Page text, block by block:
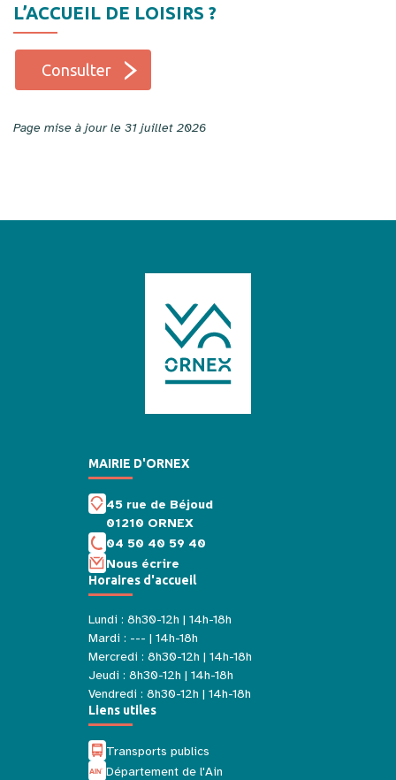
L’ACCUEIL DE LOISIRS ?
Consulter
Page mise à jour le 31 juillet 2026
MAIRIE D'ORNEX
45 rue de Béjoud
01210 ORNEX
04 50 40 59 40
Nous écrire
Horaires d'accueil
Lundi : 8h30-12h | 14h-18h
Mardi : --- | 14h-18h
Mercredi : 8h30-12h | 14h-18h
Jeudi : 8h30-12h | 14h-18h
Vendredi : 8h30-12h | 14h-18h
Liens utiles
Transports publics
Département de l'Ain